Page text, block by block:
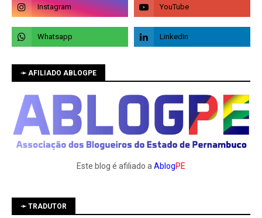
➛ AFILIADO ABLOGPE
Este blog é afiliado aAblogPE
➛ TRADUTOR